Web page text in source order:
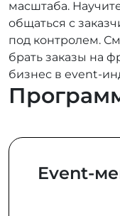
масштаба.
общаться с
под контролем.
брать заказы на
бизнес в event-
Event-